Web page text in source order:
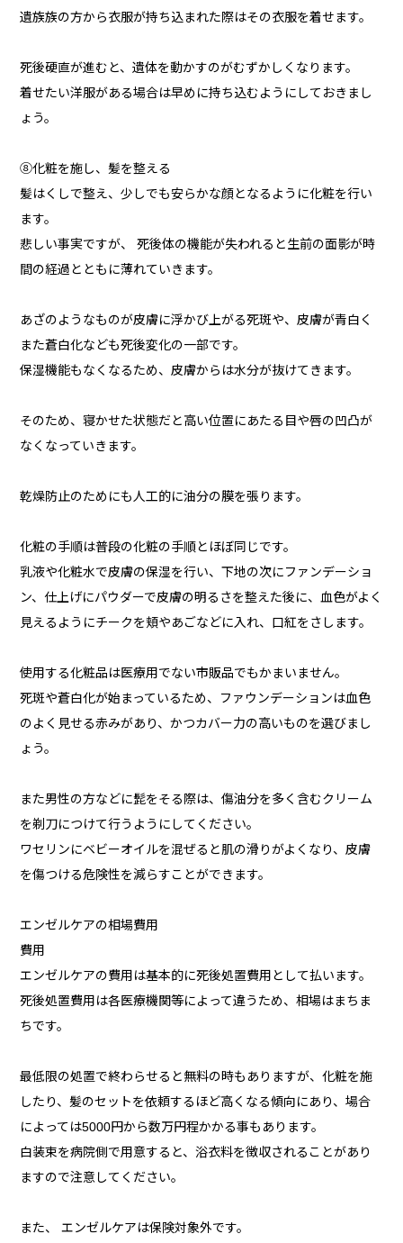
遺族族の方から衣服が持ち込まれた際はその衣服を着せます。
死後硬直が進むと、遺体を動かすのがむずかしくなります。
着せたい洋服がある場合は早めに持ち込むようにしておきまし
ょう。
⑧化粧を施し、髪を整える
髪はくしで整え、少しでも安らかな顔となるように化粧を行い
ます。
悲しい事実ですが、 死後体の機能が失われると生前の面影が時
間の経過とともに薄れていきます。
あざのようなものが皮膚に浮かび上がる死斑や、皮膚が青白く
また蒼白化なども死後変化の一部です。
保湿機能もなくなるため、皮膚からは水分が抜けてきます。
そのため、寝かせた状態だと高い位置にあたる目や唇の凹凸が
なくなっていきます。
乾燥防止のためにも人工的に油分の膜を張ります。
化粧の手順は普段の化粧の手順とほぼ同じです。
乳液や化粧水で皮膚の保湿を行い、下地の次にファンデーショ
ン、仕上げにパウダーで皮膚の明るさを整えた後に、血色がよく
見えるようにチークを頬やあごなどに入れ、口紅をさします。
使用する化粧品は医療用でない市販品でもかまいません。
死斑や蒼白化が始まっているため、ファウンデーションは血色
のよく見せる赤みがあり、かつカバー力の高いものを選びまし
ょう。
また男性の方などに髭をそる際は、傷油分を多く含むクリーム
を剃刀につけて行うようにしてください。
ワセリンにベビーオイルを混ぜると肌の滑りがよくなり、皮膚
を傷つける危険性を減らすことができます。
エンゼルケアの相場費用
費用
エンゼルケアの費用は基本的に死後処置費用として払います。
死後処置費用は各医療機関等によって違うため、相場はまちま
ちです。
最低限の処置で終わらせると無料の時もありますが、化粧を施
したり、髪のセットを依頼するほど高くなる傾向にあり、場合
によっては5000円から数万円程かかる事もあります。
白装束を病院側で用意すると、浴衣料を徴収されることがあり
ますので注意してください。
また、 エンゼルケアは保険対象外です。